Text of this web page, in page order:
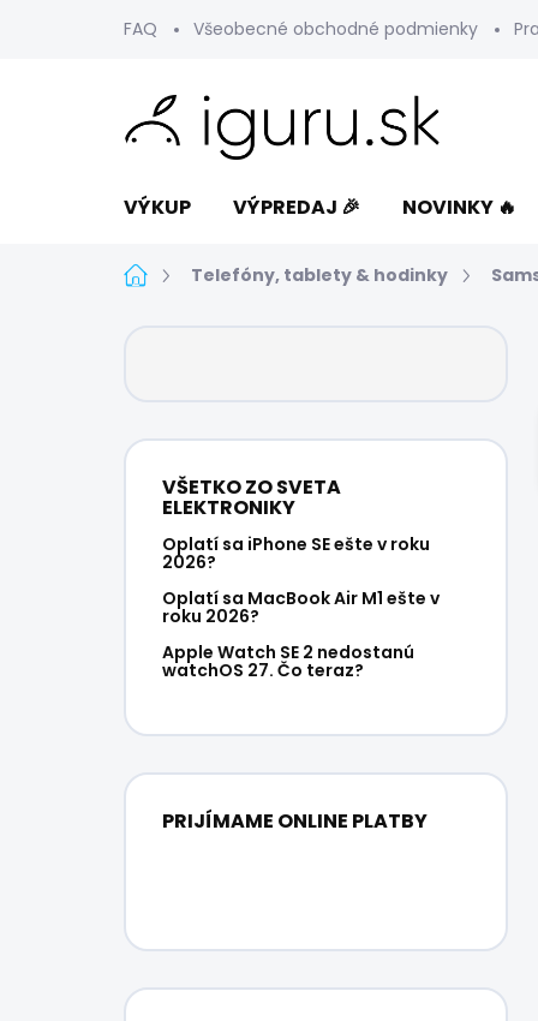
FAQ Všeobecné obchodné podmienky
VÝKUP VÝPREDAJ 🎉 NOVINKY 🔥
DomovTelefóny, tablety & hodinky
ý
VŠETKO ZO SVETA
ELEKTRONIKY
Oplatí sa iPhone SE ešte v roku
2026?
Oplatí sa MacBook Air M1 ešte v
roku 2026?
Apple Watch SE 2 nedostanú
watchOS 27. Čo teraz?
PRIJÍMAME ONLINE PLATBY